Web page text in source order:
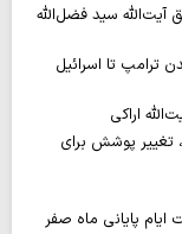
آیت‌الله سید فضل‌الله
۱۴۰۵؛ از لگدمال شدن ترامپ تا اسرائیل
اراکی
پوشش برای
پایانی ماه صفر